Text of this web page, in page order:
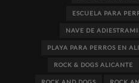
ESCUELA PARA
NAVE DE
PLAYA PARA PERROS EN
ROCK & DOGS ALICANTE